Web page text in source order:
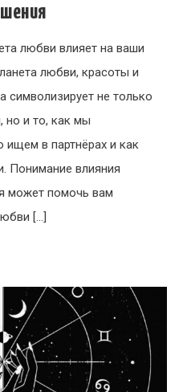
любви влияет на ваши
любви, красоты и
символизирует не только
но и то, как мы
в партнёрах и как
Понимание влияния
может помочь вам
[…]